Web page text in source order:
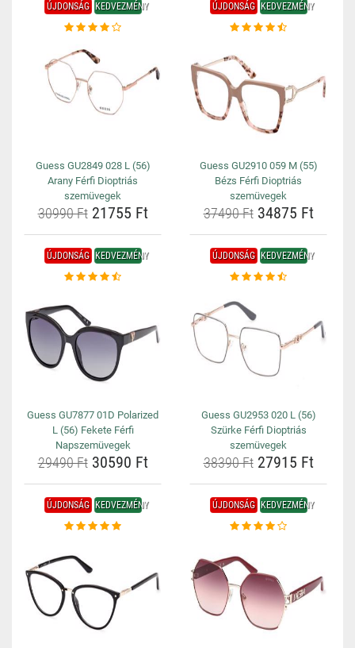
ÚJDONSÁG KEDVEZMÉNY
Guess GU2849 028 L (56)
Arany Férfi Dioptriás
szemüvegek
30990 Ft21755 Ft
ÚJDONSÁG KEDVEZMÉNY
Guess GU2910 059 M (55)
Bézs Férfi Dioptriás
szemüvegek
37490 Ft34875 Ft
ÚJDONSÁG KEDVEZMÉNY
Guess GU7877 01D Polarized
L (56) Fekete Férfi
Napszemüvegek
29490 Ft30590 Ft
ÚJDONSÁG KEDVEZMÉNY
Guess GU2953 020 L (56)
Szürke Férfi Dioptriás
szemüvegek
38390 Ft27915 Ft
ÚJDONSÁG KEDVEZMÉNY ÚJDONSÁG KEDVEZMÉNY